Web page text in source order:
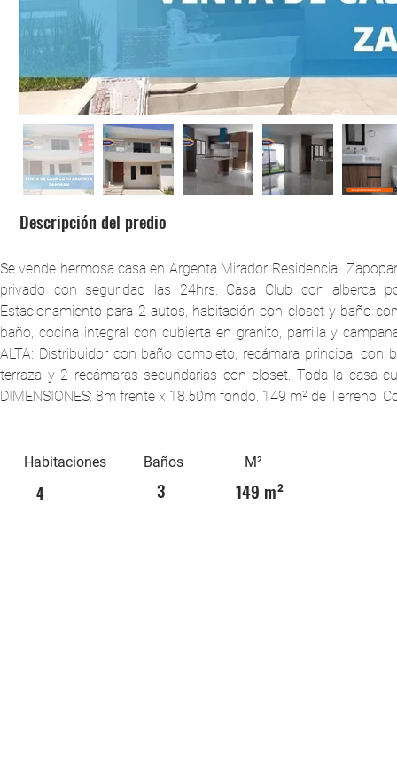
Descripción del predio
Se vende hermosa casa en Argenta Mirador Residencial.
privado con seguridad las 24hrs. Casa Club con alberca
Estacionamiento para 2 autos, habitación con closet y baño
baño, cocina integral con cubierta en granito, parrilla y
ALTA: Distribuidor con baño completo, recámara principal con
terraza y 2 recámaras secundarias con closet. Toda la casa
DIMENSIONES: 8m frente x 18.50m fondo. 149 m² de Terreno.
Habitaciones
4
Baños
3
M²
149 m²